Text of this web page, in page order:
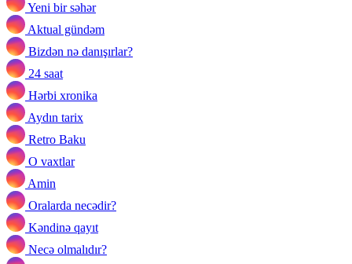
Yeni bir səhər
Aktual gündəm
Bizdən nə danışırlar?
24 saat
Hərbi xronika
Aydın tarix
Retro Baku
O vaxtlar
Amin
Oralarda necədir?
Kəndinə qayıt
Necə olmalıdır?